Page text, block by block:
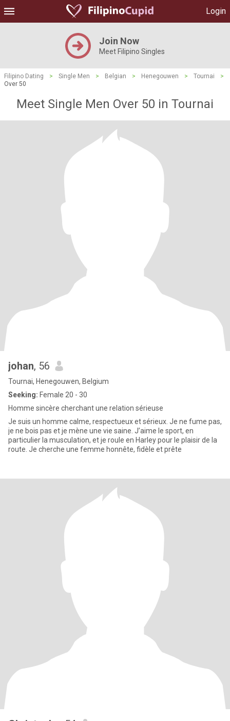
Login
Join Now
Meet Filipino Singles
Filipino Dating > Single Men > Belgian > Henegouwen > Tournai
>
Over 50
Meet Single Men Over 50 in Tournai
johan, 56
Tournai, Henegouwen, Belgium
Seeking: Female 20 - 30
Homme sincère cherchant une relation sérieuse
Je suis un homme calme, respectueux et sérieux. Je ne fume pas,
je ne bois pas et je mène une vie saine. J’aime le sport, en
particulier la musculation, et je roule en Harley pour le plaisir de la
route. Je cherche une femme honnête, fidèle et prête